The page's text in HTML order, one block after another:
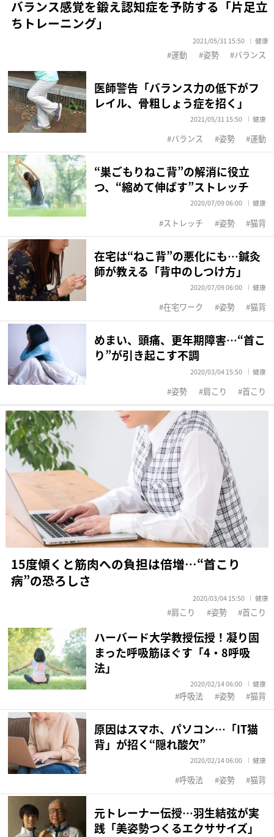
バランス感覚を鍛え認知症を予防する「片足立
ちトレーニング」
2021/05/31 15:50 健康
運動 姿勢 バランス
医師警告「バランス力の低下がフ
レイル、骨粗しょう症を招く」
2021/05/31 15:50 健康
バランス 姿勢 運動
“巣ごもりねこ背”の解消に役立
つ、“縮めて伸ばす”ストレッチ
2020/07/09 06:00 健康
ストレッチ 姿勢 猫背
在宅は“ねこ背”の悪化にも…鍼灸
師が教える「背中のしつけ方」
2020/07/09 06:00 健康
在宅ワーク 姿勢 猫背
めまい、頭痛、更年期障害…“首こ
り”が引き起こす不調
2020/03/04 15:50 健康
姿勢 肩こり 首こり
15度傾くと筋肉への負担は倍増…“首こり
病”の恐ろしさ
2020/03/04 15:50 健康
肩こり 姿勢 首こり
ハーバード大学教授伝授！凝り固
まった呼吸筋ほぐす「4・8呼吸
法」
2020/02/14 06:00 健康
呼吸法 姿勢 猫背
原因はスマホ、パソコン…「IT猫
背」が招く“隠れ酸欠”
2020/02/14 06:00 健康
呼吸法 姿勢 猫背
元トレーナー伝授…羽生結弦が実
践「美姿勢つくるエクササイズ」